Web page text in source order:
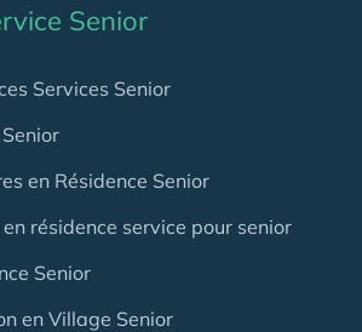
Senior
Services Senior
en Résidence Senior
résidence service pour senior
Senior
en Village Senior